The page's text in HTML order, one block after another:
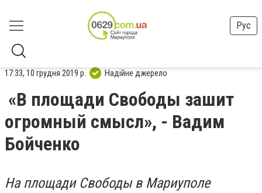
Рус
17:33, 10 грудня 2019 р. Надійне джерело
«В площади Свободы зашит
огромный смысл», - Вадим
Бойченко
На площади Свободы в Мариуполе